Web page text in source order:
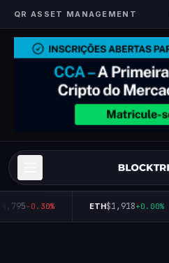
QR ASSET MANAGEMENT
-0.30% ETH$1,918+0.00%